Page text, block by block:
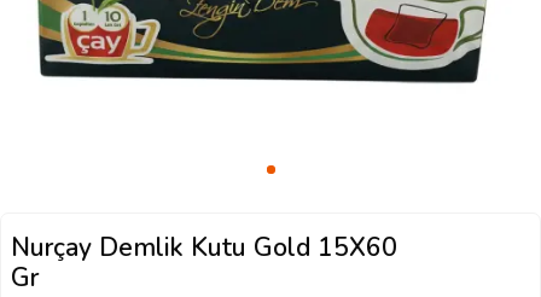
Nurçay Demlik Kutu Gold 15X60
Gr